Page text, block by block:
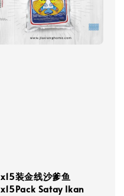
x15装金线沙爹鱼
x15Pack Satay Ikan